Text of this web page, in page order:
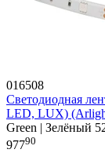
016508
Светодиодная
LED, LUX)
Green | Зелёный
97790